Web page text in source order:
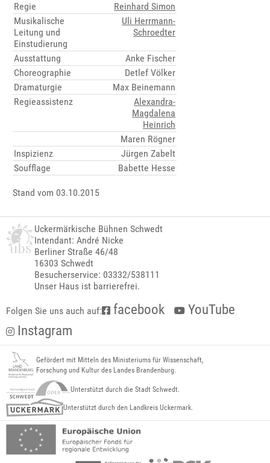
Regie
Reinhard Simon
Musikalische
Leitung und
Einstudierung
Uli Herrmann-
Schroedter
Ausstattung
Anke Fischer
Choreographie
Detlef Völker
Dramaturgie
Max Beinemann
Regieassistenz
Alexandra-
Magdalena
Heinrich
Maren Rögner
Inspizienz
Jürgen Zabelt
Soufflage
Babette Hesse
Stand vom 03.10.2015
Uckermärkische Bühnen Schwedt
Intendant: André Nicke
Berliner Straße 46/48
16303 Schwedt
Besucherservice: 03332/538111
Unser Haus ist barrierefrei.
Folgen Sie uns auch auf: facebook
YouTube
Instagram
Gefördert mit Mitteln des Ministeriums für Wissenschaft,
Forschung und Kultur des Landes Brandenburg.
Unterstützt durch die Stadt Schwedt.
Unterstützt durch den Landkreis Uckermark.